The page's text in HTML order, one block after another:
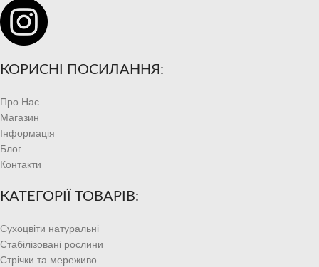
КОРИСНІ ПОСИЛАННЯ:
Про Нас
Магазин
Інформація
Блог
Контакти
КАТЕГОРІЇ ТОВАРІВ:
Сухоцвіти натуральні
Стабілізовані рослини
Стрічки та мереживо